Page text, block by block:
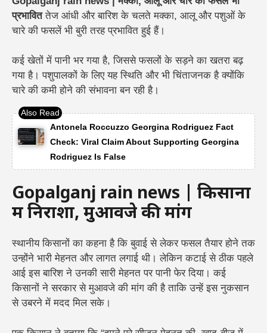
प्रभाविततेज आंधी और बारिश के चलते मक्का, आलू और पशुओं के
चारे की फसलें भी बुरी तरह प्रभावित हुई हैं।
कई खेतों में पानी भर गया है, जिससे फसलों के सड़ने का खतरा बढ़
गया है। पशुपालकों के लिए यह स्थिति और भी चिंताजनक है क्योंकि
चारे की कमी होने की संभावना बन रही है।
Antonela Roccuzzo Georgina Rodriguez Fact
Check: Viral Claim About Supporting Georgina
Rodriguez Is False
Gopalganj rain news | किसानों
में निराशा, मुआवजे की मांग
स्थानीय किसानों का कहना है कि बुवाई से लेकर फसल तैयार होने तक
उन्होंने भारी मेहनत और लागत लगाई थी। लेकिन कटाई से ठीक पहले
आई इस बारिश ने उनकी सारी मेहनत पर पानी फेर दिया। कई
किसानों ने सरकार से मुआवजे की मांग की है ताकि उन्हें इस नुकसान
से उबरने में मदद मिल सके।